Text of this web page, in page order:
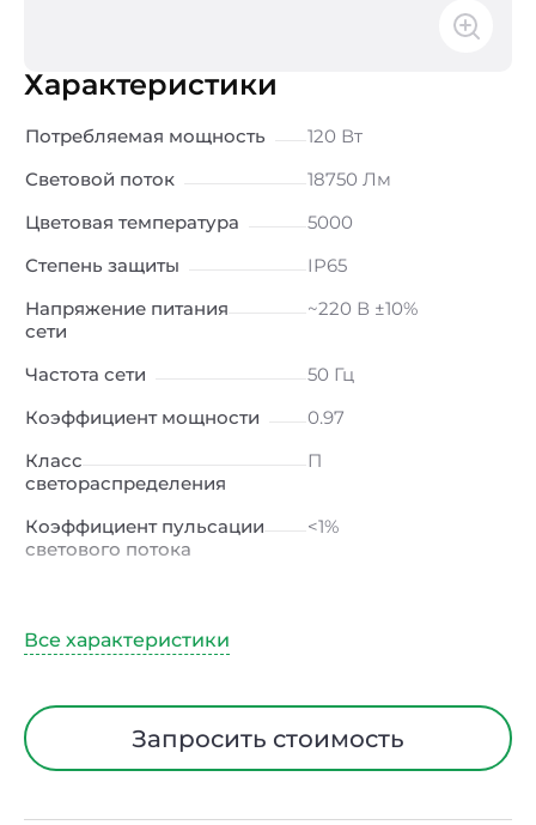
Характеристики
Потребляемая мощность
120 Вт
Световой поток
18750 Лм
Цветовая температура
5000
Степень защиты
IP65
Напряжение питания
сети
~220 В ±10%
Частота сети
50 Гц
Коэффициент мощности
0.97
Класс
светораспределения
П
Коэффициент пульсации
светового потока
<1%
Тип кривой силы света
Климатическое
исполнениеЗапросить стоимость